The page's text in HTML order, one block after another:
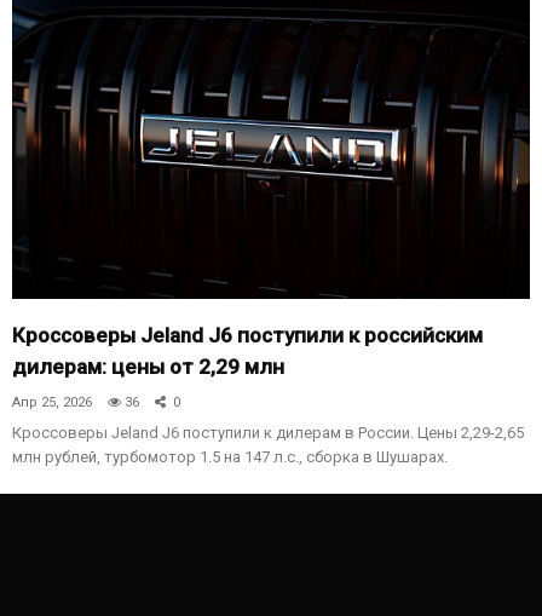
Кроссоверы Jeland J6 поступили к российским
дилерам: цены от 2,29 млн
Апр 25, 2026 36 0
Кроссоверы Jeland J6 поступили к дилерам в России. Цены 2,29-2,65
млн рублей, турбомотор 1.5 на 147 л.с., сборка в Шушарах.